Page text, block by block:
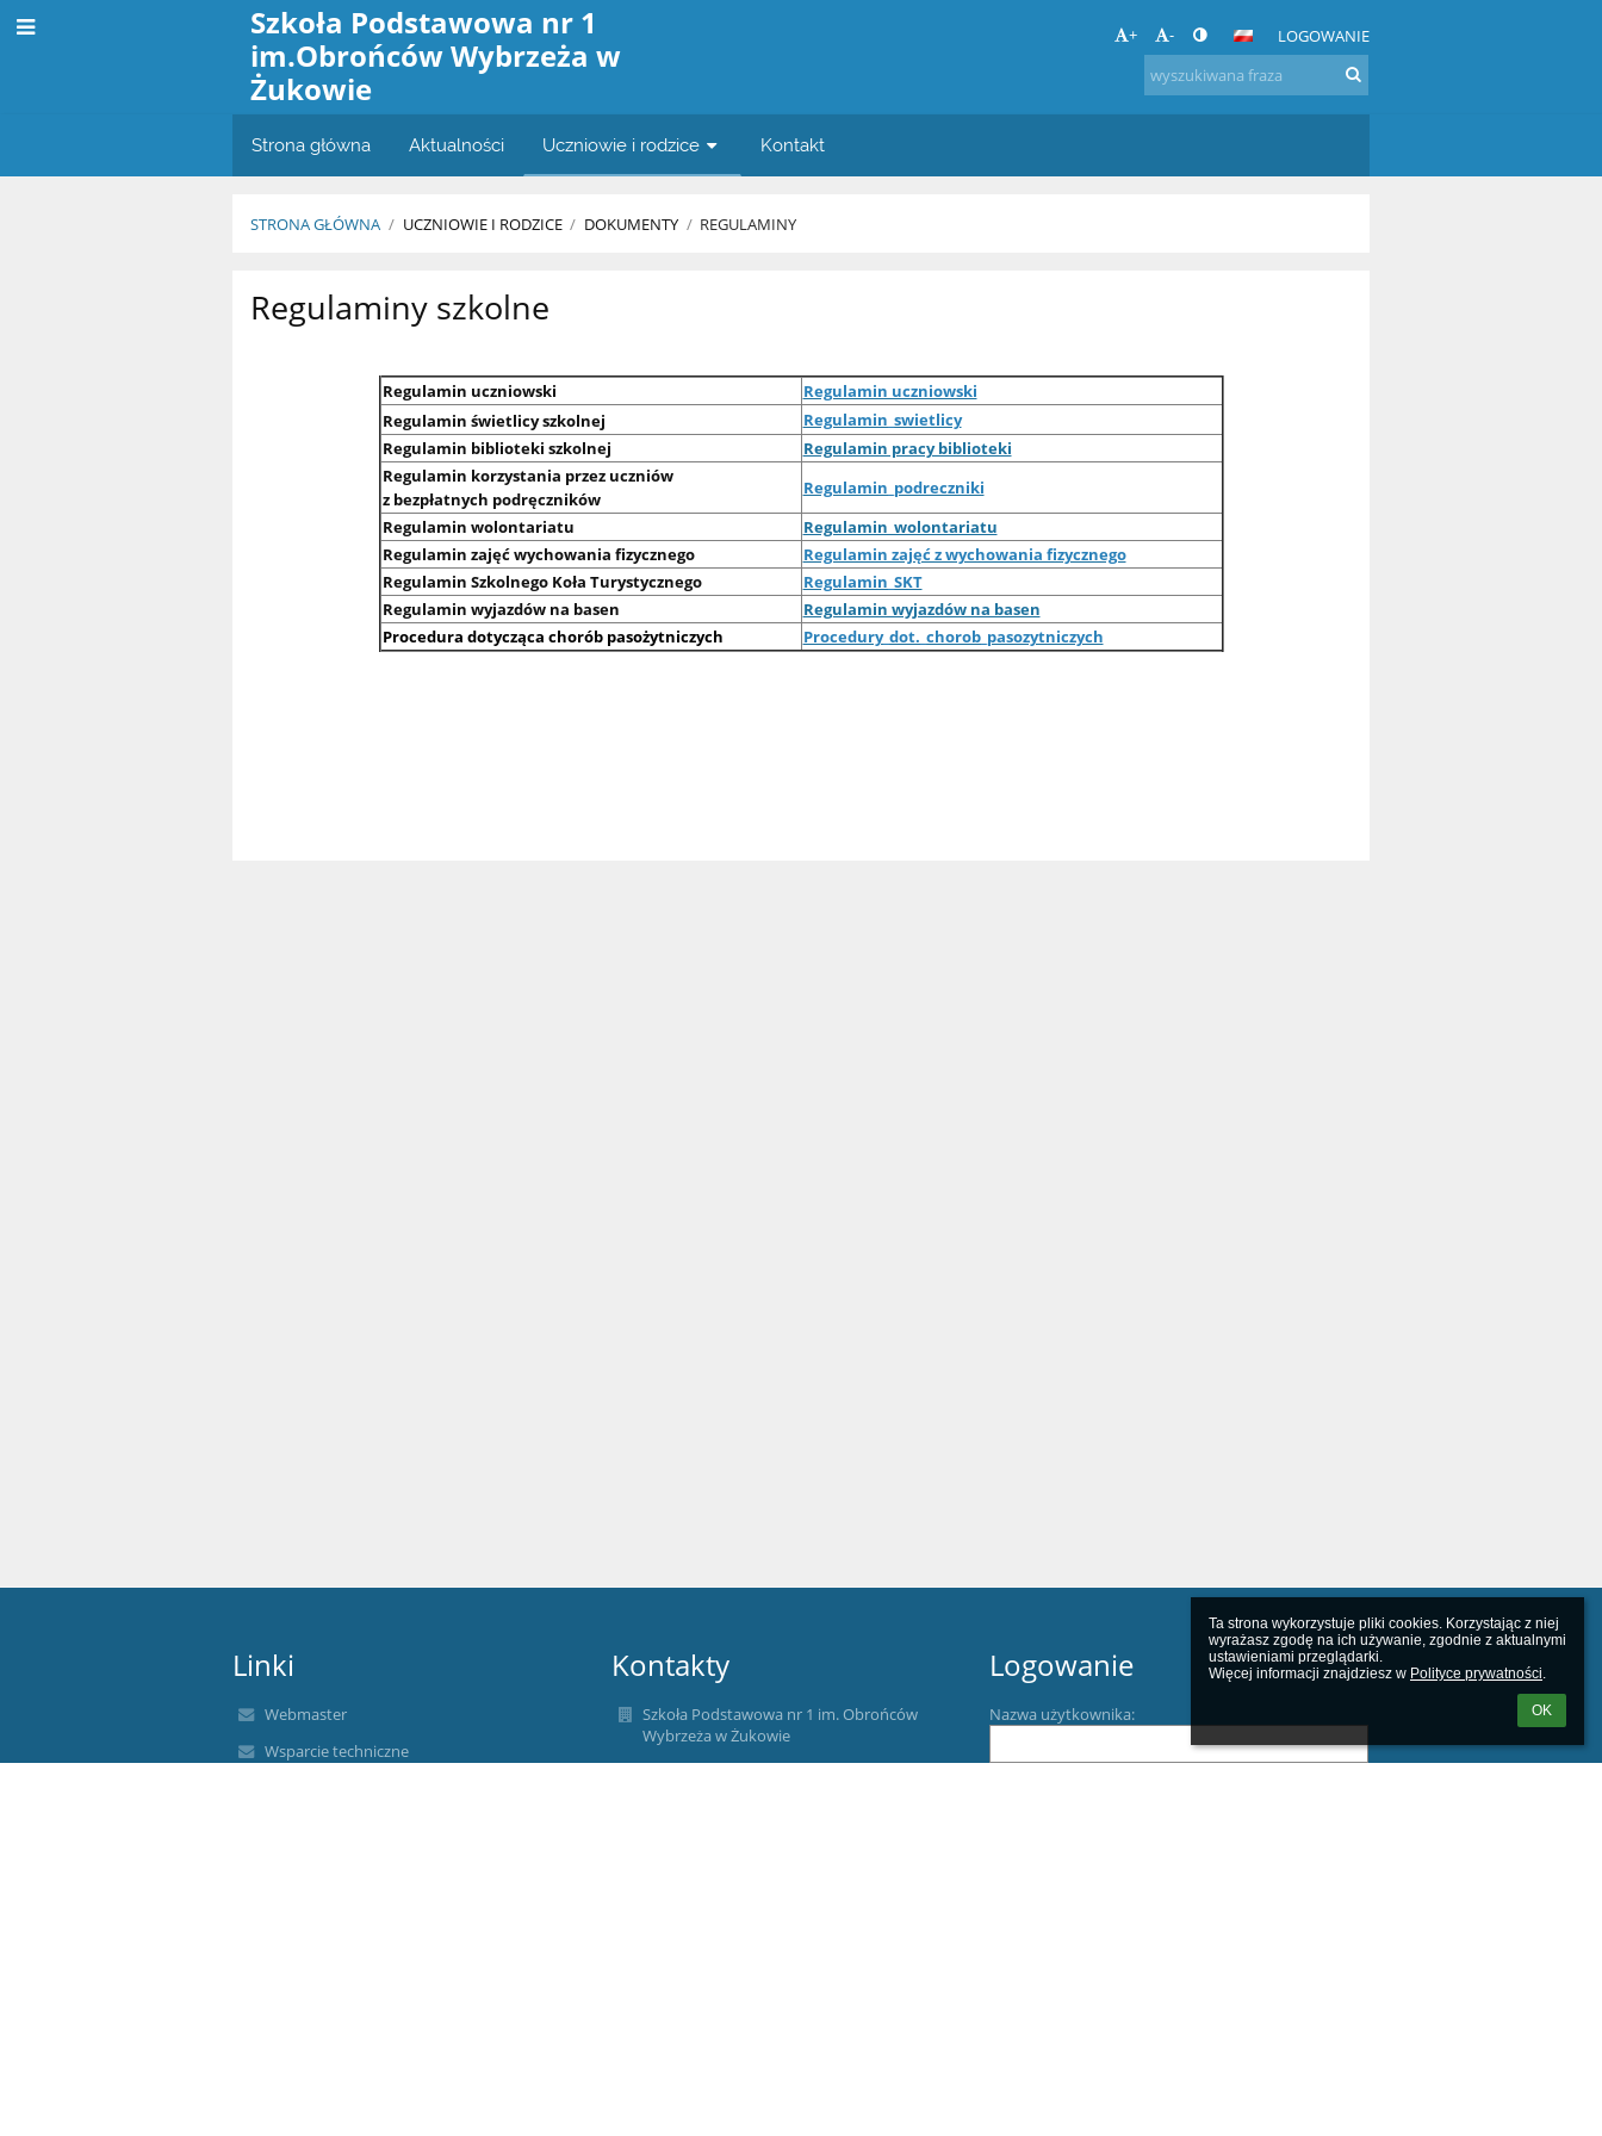
Ta strona wykorzystuje pliki cookies. Korzystając z niej
wyrażasz zgodę na ich używanie, zgodnie z aktualnymi
ustawieniami przeglądarki.
Więcej informacji znajdziesz w Polityce prywatności.
OK
Szkoła Podstawowa nr 1
im.Obrońców Wybrzeża w
Żukowie
+ - LOGOWANIE
Strona główna Aktualności Uczniowie i rodzice Kontakt
STRONA GŁÓWNA / UCZNIOWIE I RODZICE / DOKUMENTY / REGULAMINY
Regulaminy
Regulaminy szkolne
Regulamin uczniowski
Regulamin uczniowski
Regulamin świetlicy szkolnej
Regulamin_swietlicy
Regulamin biblioteki szkolnej
Regulamin pracy biblioteki
Regulamin korzystania przez uczniów
z bezpłatnych podręczników
Regulamin_podreczniki
Regulamin wolontariatu
Regulamin_wolontariatu
Regulamin zajęć wychowania fizycznego
Regulamin zajęć z wychowania fizycznego
Regulamin Szkolnego Koła Turystycznego
Regulamin_SKT
Regulamin wyjazdów na basen
Regulamin wyjazdów na basen
Procedura dotycząca chorób pasożytniczych
Procedury_dot._chorob_pasozytniczych
Linki
Webmaster
Wsparcie techniczne
Kontakty
Szkoła Podstawowa nr 1 im. Obrońców
Wybrzeża w Żukowie
Logowanie
Nazwa użytkownika: